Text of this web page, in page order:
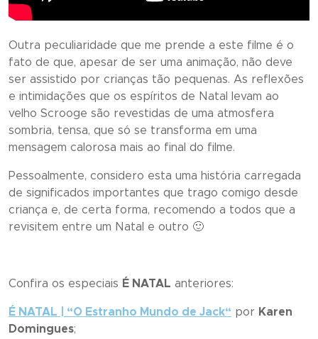
Outra peculiaridade que me prende a este filme é o
fato de que, apesar de ser uma animação, não deve
ser assistido por crianças tão pequenas. As reflexões
e intimidações que os espíritos de Natal levam ao
velho Scrooge são revestidas de uma atmosfera
sombria, tensa, que só se transforma em uma
mensagem calorosa mais ao final do filme.
Pessoalmente, considero esta uma história carregada
de significados importantes que trago comigo desde
criança e, de certa forma, recomendo a todos que a
revisitem entre um Natal e outro 🙂
Confira os especiais É NATAL anteriores:
É NATAL | “O Estranho Mundo de Jack“ por Karen
Domingues;